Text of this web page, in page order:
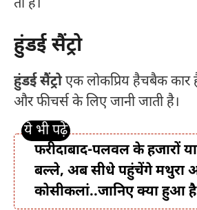
ता है।
हुंडई सैंट्रो
हुंडई सैंट्रोएक लोकप्रिय हैचबैक
और फीचर्स के लिए जानी जाती है।
फरीदाबाद-पलवल के हजारों
बल्ले, अब सीधे पहुंचेंगे मथुरा
कोसीकलां..जानिए क्या हुआ